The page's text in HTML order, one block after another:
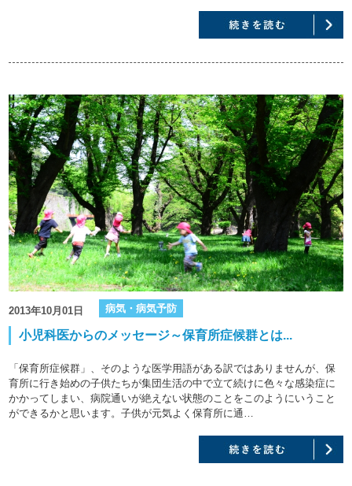
2013年10月01日 病気・病気予防
小児科医からのメッセージ～保育所症候群とは...
「保育所症候群」、そのような医学用語がある訳ではありませんが、保
育所に行き始めの子供たちが集団生活の中で立て続けに色々な感染症に
かかってしまい、病院通いが絶えない状態のことをこのようにいうこと
ができるかと思います。子供が元気よく保育所に通…